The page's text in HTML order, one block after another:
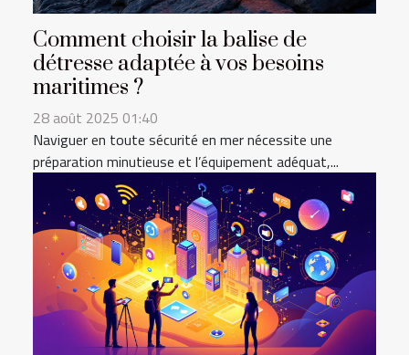
Comment choisir la balise de
détresse adaptée à vos besoins
maritimes ?
28 août 2025 01:40
Naviguer en toute sécurité en mer nécessite une
préparation minutieuse et l’équipement adéquat,...